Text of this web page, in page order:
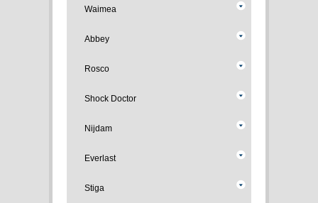
Waimea
Abbey
Rosco
Shock Doctor
Nijdam
Everlast
Stiga